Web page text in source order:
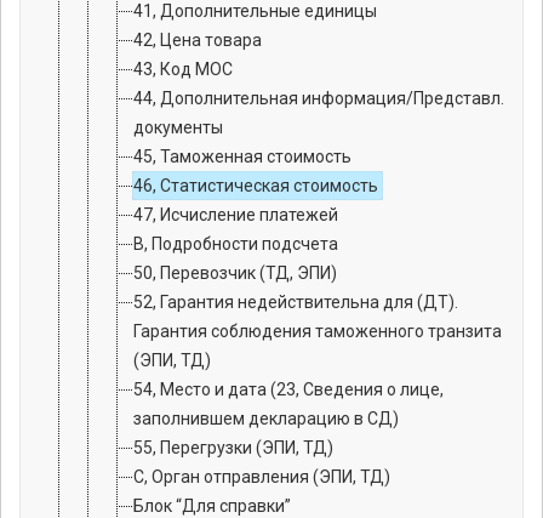
41, Дополнительные единицы
42, Цена товара
43, Код МОС
44, Дополнительная информация/Представл.
документы
45, Таможенная стоимость
46, Статистическая стоимость
47, Исчисление платежей
B, Подробности подсчета
50, Перевозчик (ТД, ЭПИ)
52, Гарантия недействительна для (ДТ).
Гарантия соблюдения таможенного транзита
(ЭПИ, ТД)
54, Место и дата (23, Сведения о лице,
заполнившем декларацию в СД)
55, Перегрузки (ЭПИ, ТД)
C, Орган отправления (ЭПИ, ТД)
Блок “Для справки”